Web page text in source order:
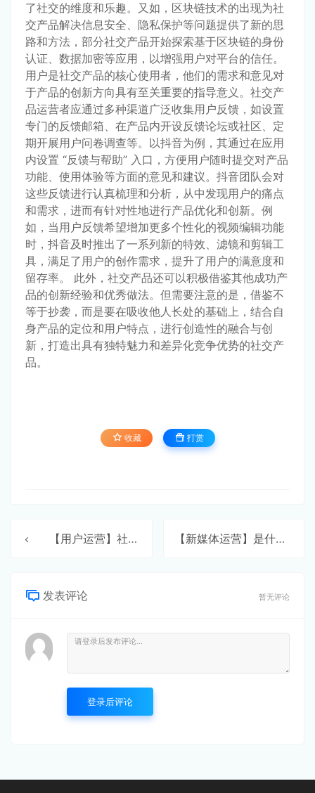
了社交的维度和乐趣。又如，区块链技术的出现为社
交产品解决信息安全、隐私保护等问题提供了新的思
路和方法，部分社交产品开始探索基于区块链的身份
认证、数据加密等应用，以增强用户对平台的信任。
用户是社交产品的核心使用者，他们的需求和意见对
于产品的创新方向具有至关重要的指导意义。社交产
品运营者应通过多种渠道广泛收集用户反馈，如设置
专门的反馈邮箱、在产品内开设反馈论坛或社区、定
期开展用户问卷调查等。以抖音为例，其通过在应用
内设置 “反馈与帮助” 入口，方便用户随时提交对产品
功能、使用体验等方面的意见和建议。抖音团队会对
这些反馈进行认真梳理和分析，从中发现用户的痛点
和需求，进而有针对性地进行产品优化和创新。例
如，当用户反馈希望增加更多个性化的视频编辑功能
时，抖音及时推出了一系列新的特效、滤镜和剪辑工
具，满足了用户的创作需求，提升了用户的满意度和
留存率。 此外，社交产品还可以积极借鉴其他成功产
品的创新经验和优秀做法。但需要注意的是，借鉴不
等于抄袭，而是要在吸收他人长处的基础上，结合自
身产品的定位和用户特点，进行创造性的融合与创
新，打造出具有独特魅力和差异化竞争优势的社交产
品。
收藏 打赏
【用户运营】社区用户运营 【新媒体运营】是什么
发表评论 暂无评论
登录后评论